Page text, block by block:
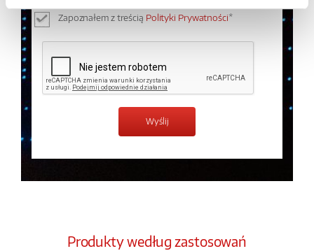
Zapoznałem z treścią Polityki Prywatności*
Produkty według zastosowań